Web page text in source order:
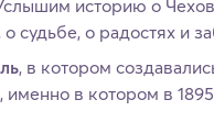
историю о
судьбе, о радостях и
, в котором
именно в котором в